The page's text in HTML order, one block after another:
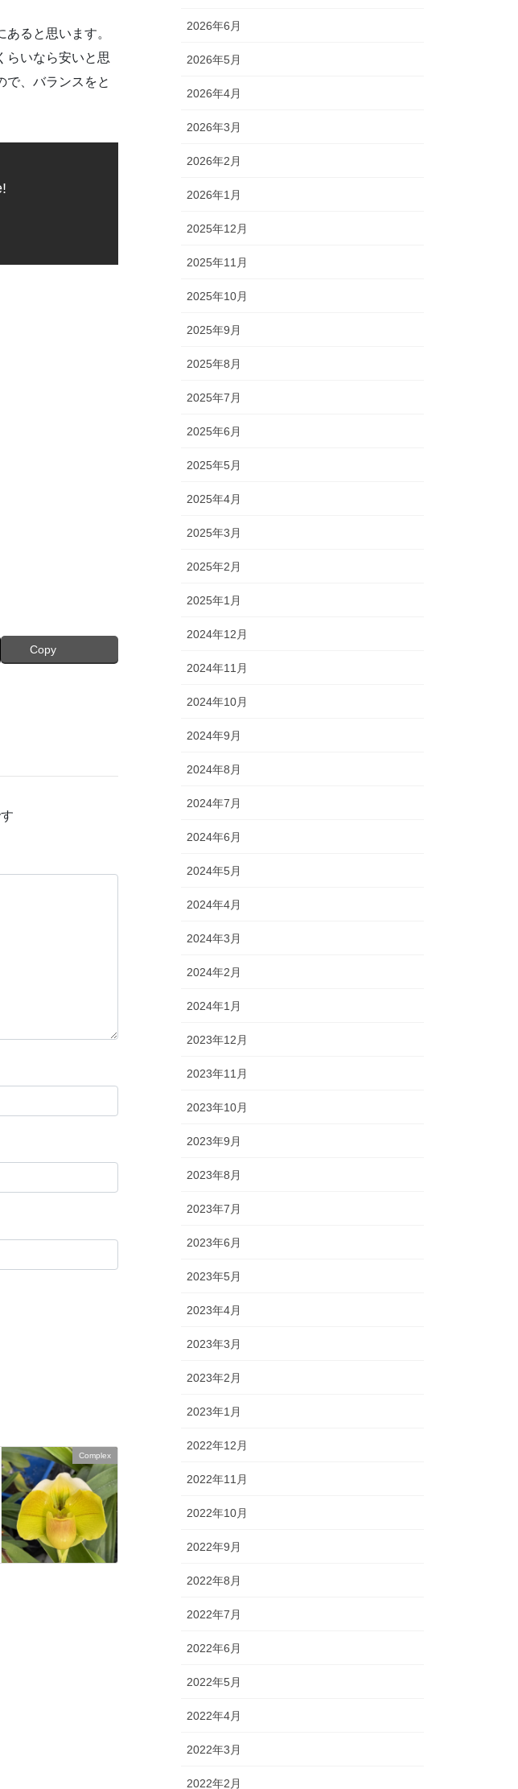
ると思います。
らいなら安いと思
で、バランスをと
Copy
Complex
2026年6月
2026年5月
2026年4月
2026年3月
2026年2月
2026年1月
2025年12月
2025年11月
2025年10月
2025年9月
2025年8月
2025年7月
2025年6月
2025年5月
2025年4月
2025年3月
2025年2月
2025年1月
2024年12月
2024年11月
2024年10月
2024年9月
2024年8月
2024年7月
2024年6月
2024年5月
2024年4月
2024年3月
2024年2月
2024年1月
2023年12月
2023年11月
2023年10月
2023年9月
2023年8月
2023年7月
2023年6月
2023年5月
2023年4月
2023年3月
2023年2月
2023年1月
2022年12月
2022年11月
2022年10月
2022年9月
2022年8月
2022年7月
2022年6月
2022年5月
2022年4月
2022年3月
2022年2月